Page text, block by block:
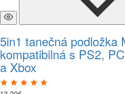
5in1 tanečná podložka
kompatibilná s PS2,
a Xbox